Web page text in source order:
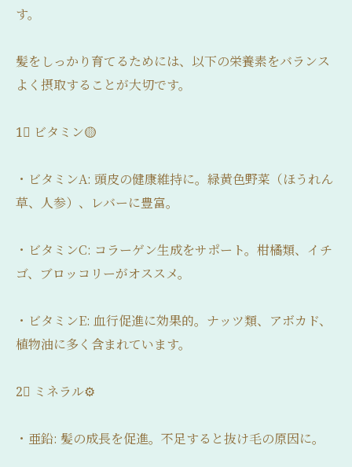
す。
髪をしっかり育てるためには、以下の栄養素をバランス
よく摂取することが大切です。
1⃣ ビタミン🟡
・ビタミンA: 頭皮の健康維持に。緑黄色野菜（ほうれん
草、人参）、レバーに豊富。
・ビタミンC: コラーゲン生成をサポート。柑橘類、イチ
ゴ、ブロッコリーがオススメ。
・ビタミンE: 血行促進に効果的。ナッツ類、アボカド、
植物油に多く含まれています。
2⃣ ミネラル⚙️
・亜鉛: 髪の成長を促進。不足すると抜け毛の原因に。